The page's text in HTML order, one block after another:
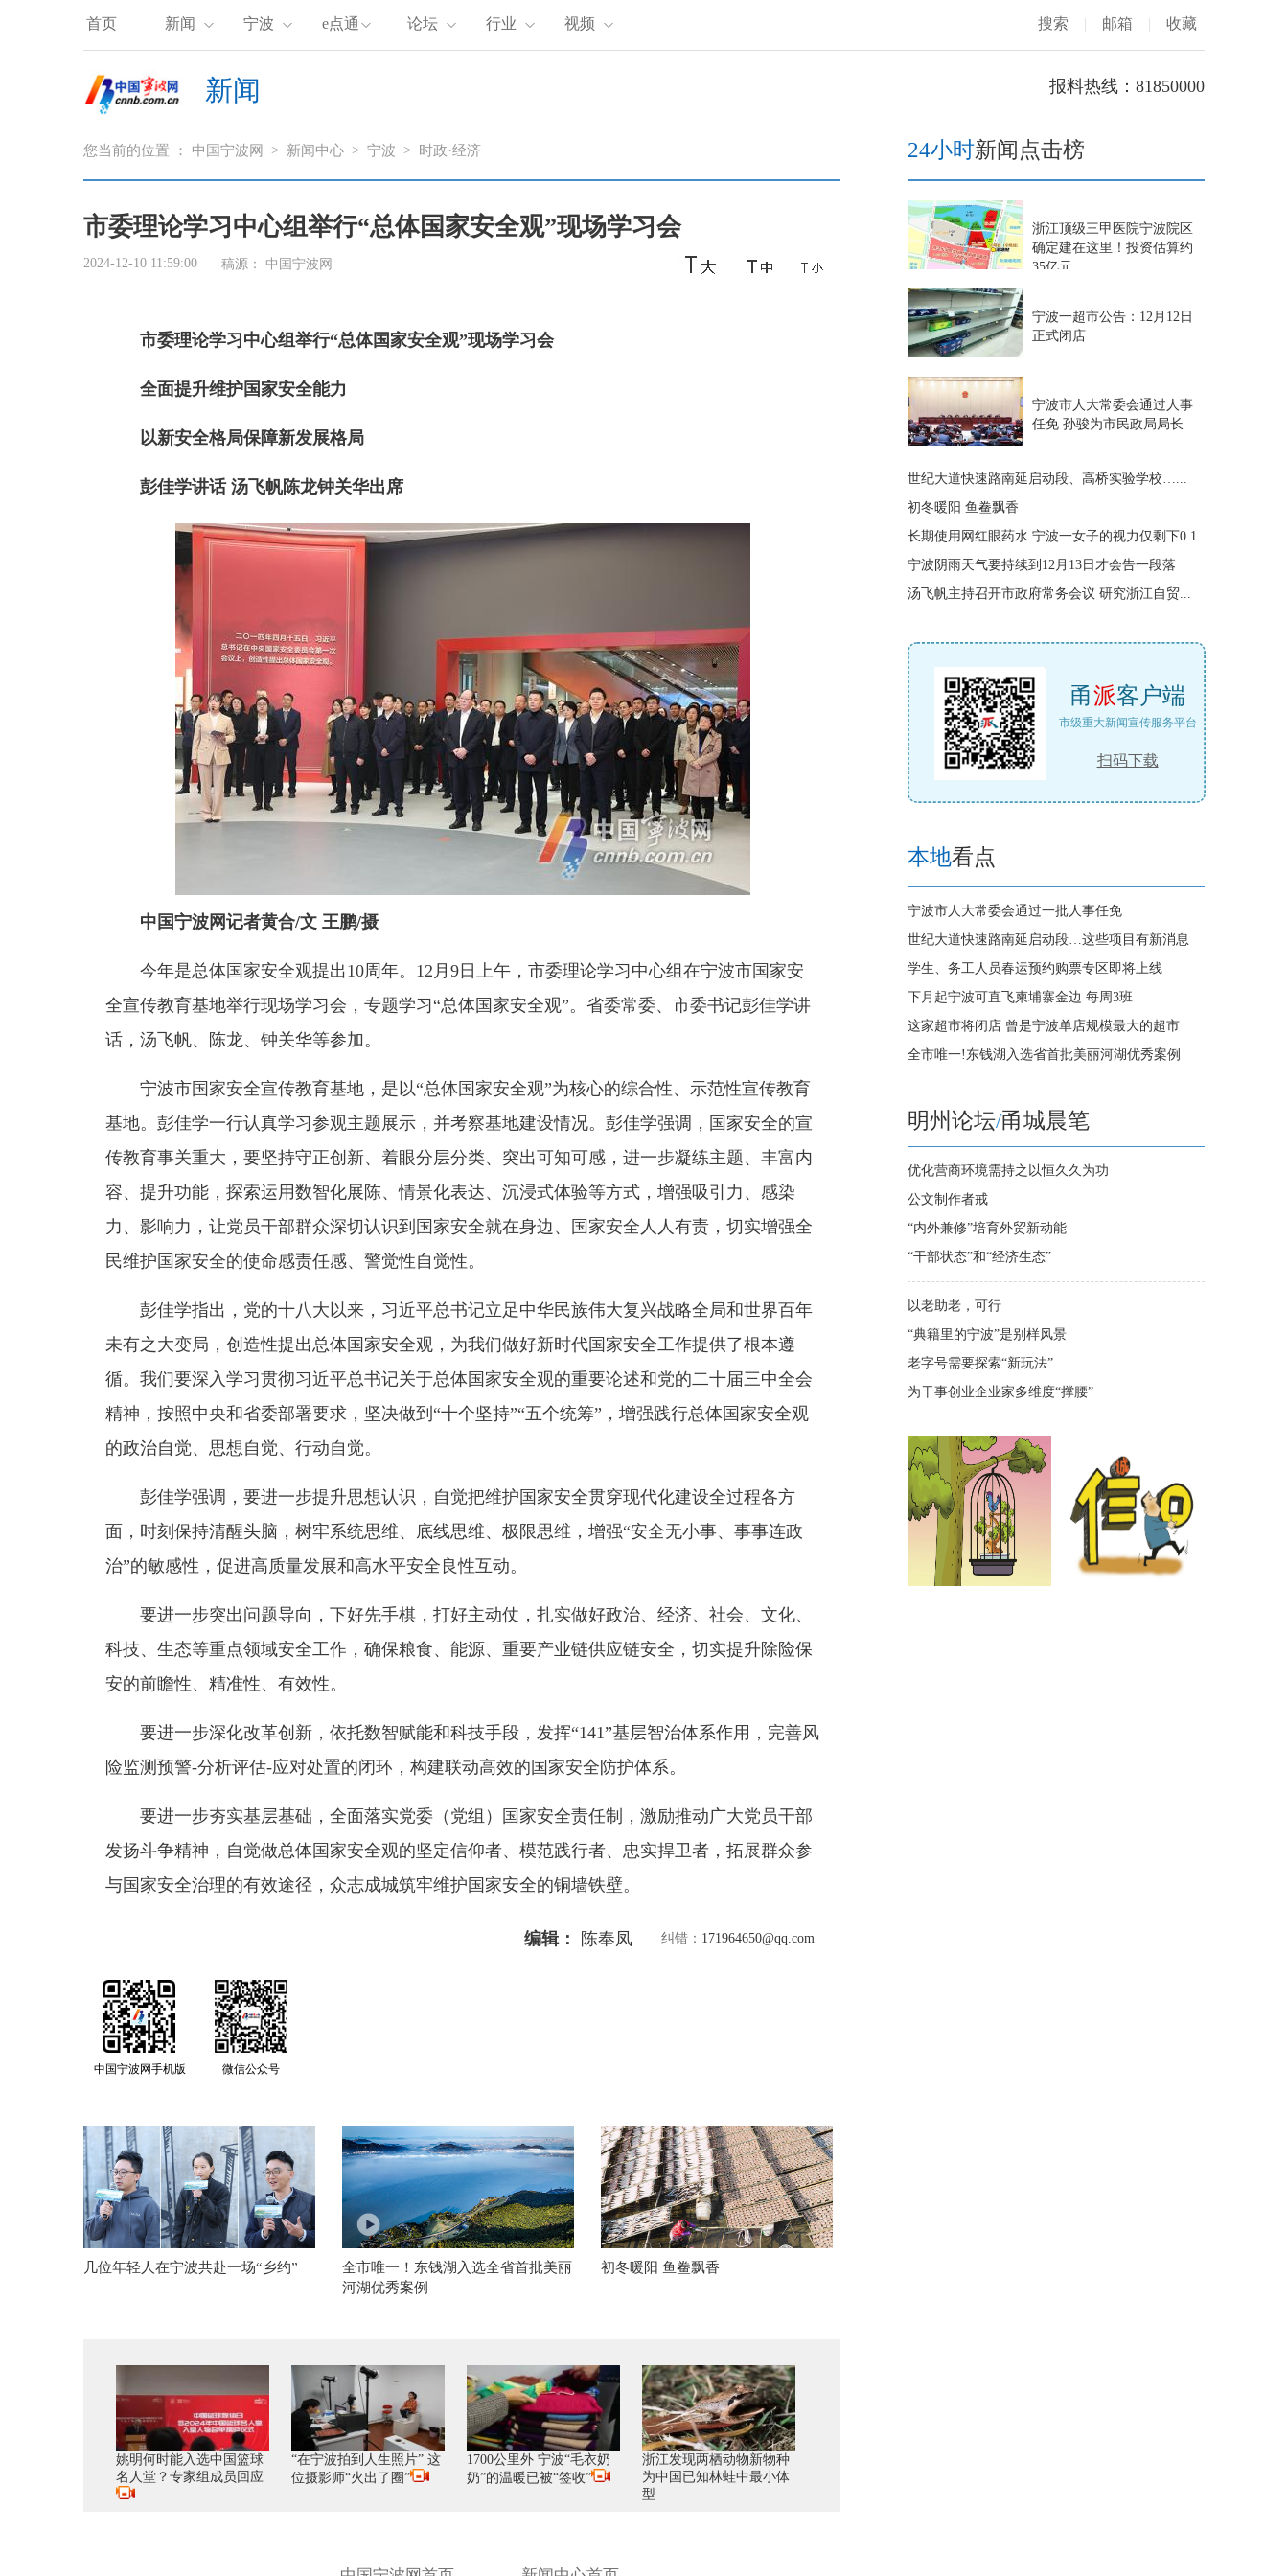
首页 新闻 宁波 e点通 论坛 行业 视频 搜索 | 邮箱 | 收藏
新闻 报料热线：81850000
您当前的位置 ： 中国宁波网 > 新闻中心 > 宁波 > 时政·经济
市委理论学习中心组举行“总体国家安全观”现场学习会
2024-12-10 11:59:00 稿源： 中国宁波网
市委理论学习中心组举行“总体国家安全观”现场学习会
全面提升维护国家安全能力
以新安全格局保障新发展格局
彭佳学讲话 汤飞帆陈龙钟关华出席
中国宁波网记者黄合/文 王鹏/摄
今年是总体国家安全观提出10周年。12月9日上午，市委理论学习中心组在宁波市国家安
全宣传教育基地举行现场学习会，专题学习“总体国家安全观”。省委常委、市委书记彭佳学讲
话，汤飞帆、陈龙、钟关华等参加。
宁波市国家安全宣传教育基地，是以“总体国家安全观”为核心的综合性、示范性宣传教育
基地。彭佳学一行认真学习参观主题展示，并考察基地建设情况。彭佳学强调，国家安全的宣
传教育事关重大，要坚持守正创新、着眼分层分类、突出可知可感，进一步凝练主题、丰富内
容、提升功能，探索运用数智化展陈、情景化表达、沉浸式体验等方式，增强吸引力、感染
力、影响力，让党员干部群众深切认识到国家安全就在身边、国家安全人人有责，切实增强全
民维护国家安全的使命感责任感、警觉性自觉性。
彭佳学指出，党的十八大以来，习近平总书记立足中华民族伟大复兴战略全局和世界百年
未有之大变局，创造性提出总体国家安全观，为我们做好新时代国家安全工作提供了根本遵
循。我们要深入学习贯彻习近平总书记关于总体国家安全观的重要论述和党的二十届三中全会
精神，按照中央和省委部署要求，坚决做到“十个坚持”“五个统筹”，增强践行总体国家安全观
的政治自觉、思想自觉、行动自觉。
彭佳学强调， 要进一步提升思想认识 ，自觉把维护国家安全贯穿现代化建设全过程各方
面，时刻保持清醒头脑，树牢系统思维、底线思维、极限思维，增强“安全无小事、事事连政
治”的敏感性，促进高质量发展和高水平安全良性互动。
要进一步突出问题导向 ，下好先手棋，打好主动仗，扎实做好政治、经济、社会、文化、
科技、生态等重点领域安全工作，确保粮食、能源、重要产业链供应链安全，切实提升除险保
安的前瞻性、精准性、有效性。
要进一步深化改革创新 ，依托数智赋能和科技手段，发挥“141”基层智治体系作用，完善风
险监测预警-分析评估-应对处置的闭环，构建联动高效的国家安全防护体系。
要进一步夯实基层基础 ，全面落实党委（党组）国家安全责任制，激励推动广大党员干部
发扬斗争精神，自觉做总体国家安全观的坚定信仰者、模范践行者、忠实捍卫者，拓展群众参
与国家安全治理的有效途径，众志成城筑牢维护国家安全的铜墙铁壁。
编辑： 陈奉凤 纠错： 171964650@qq.com
中国宁波网手机版 微信公众号
几位年轻人在宁波共赴一场“乡约”
全市唯一！东钱湖入选全省首批美丽
河湖优秀案例
初冬暖阳 鱼鲞飘香
姚明何时能入选中国篮球
名人堂？专家组成员回应
“在宁波拍到人生照片” 这
位摄影师“火出了圈”
1700公里外 宁波“毛衣奶
奶”的温暖已被“签收”
浙江发现两栖动物新物种
为中国已知林蛙中最小体
型
24小时新闻点击榜
浙江顶级三甲医院宁波院区
确定建在这里！投资估算约
35亿元
宁波一超市公告：12月12日
正式闭店
宁波市人大常委会通过人事
任免 孙骏为市民政局局长
世纪大道快速路南延启动段、高桥实验学校…...
初冬暖阳 鱼鲞飘香
长期使用网红眼药水 宁波一女子的视力仅剩下0.1
宁波阴雨天气要持续到12月13日才会告一段落
汤飞帆主持召开市政府常务会议 研究浙江自贸...
甬派客户端
市级重大新闻宣传服务平台
扫码下载
本地看点
宁波市人大常委会通过一批人事任免
世纪大道快速路南延启动段…这些项目有新消息
学生、务工人员春运预约购票专区即将上线
下月起宁波可直飞柬埔寨金边 每周3班
这家超市将闭店 曾是宁波单店规模最大的超市
全市唯一!东钱湖入选省首批美丽河湖优秀案例
明州论坛/甬城晨笔
优化营商环境需持之以恒久久为功
公文制作者戒
“内外兼修”培育外贸新动能
“干部状态”和“经济生态”
以老助老，可行
“典籍里的宁波”是别样风景
老字号需要探索“新玩法”
为干事创业企业家多维度“撑腰”